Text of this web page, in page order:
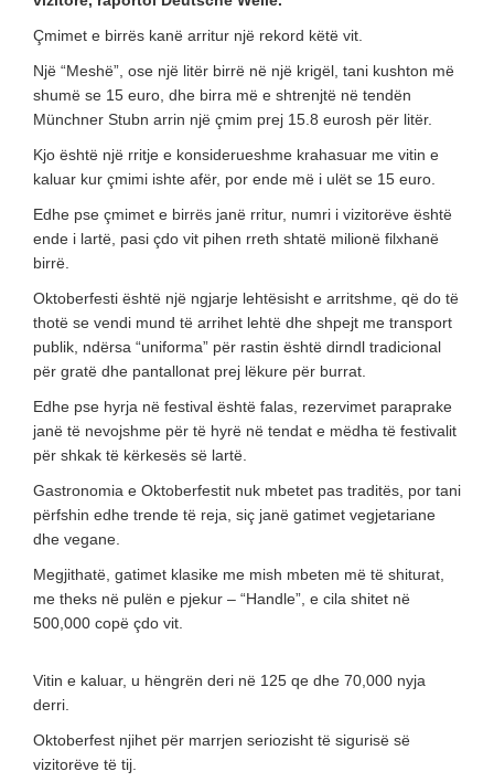
Çmimet e birrës kanë arritur një rekord këtë vit.
Një “Meshë”, ose një litër birrë në një krigël, tani kushton më
shumë se 15 euro, dhe birra më e shtrenjtë në tendën
Münchner Stubn arrin një çmim prej 15.8 eurosh për litër.
Kjo është një rritje e konsiderueshme krahasuar me vitin e
kaluar kur çmimi ishte afër, por ende më i ulët se 15 euro.
Edhe pse çmimet e birrës janë rritur, numri i vizitorëve është
ende i lartë, pasi çdo vit pihen rreth shtatë milionë filxhanë
birrë.
Oktoberfesti është një ngjarje lehtësisht e arritshme, që do të
thotë se vendi mund të arrihet lehtë dhe shpejt me transport
publik, ndërsa “uniforma” për rastin është dirndl tradicional
për gratë dhe pantallonat prej lëkure për burrat.
Edhe pse hyrja në festival është falas, rezervimet paraprake
janë të nevojshme për të hyrë në tendat e mëdha të festivalit
për shkak të kërkesës së lartë.
Gastronomia e Oktoberfestit nuk mbetet pas traditës, por tani
përfshin edhe trende të reja, siç janë gatimet vegjetariane
dhe vegane.
Megjithatë, gatimet klasike me mish mbeten më të shiturat,
me theks në pulën e pjekur – “Handle”, e cila shitet në
500,000 copë çdo vit.
Vitin e kaluar, u hëngrën deri në 125 qe dhe 70,000 nyja
derri.
Oktoberfest njihet për marrjen seriozisht të sigurisë së
vizitorëve të tij.